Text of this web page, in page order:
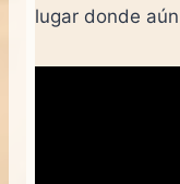
lugar donde